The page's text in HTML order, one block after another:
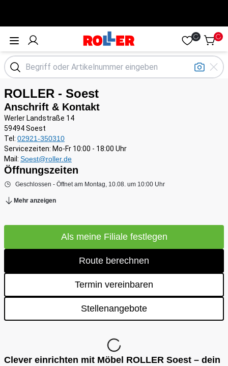
Öffne Menü
ROLLER - Soest
Anschrift & Kontakt
Werler Landstraße 14
59494 Soest
Tel: 02921-350310
Servicezeiten: Mo-Fr 10:00 - 18:00 Uhr
Mail: Soest@roller.de
Öffnungszeiten
Geschlossen - Öffnet am Montag, 10.08. um 10:00 Uhr
Mehr anzeigen
Als meine Filiale festlegen
Route berechnen
Termin vereinbaren
Stellenangebote
Clever einrichten mit Möbel ROLLER Soest – dein